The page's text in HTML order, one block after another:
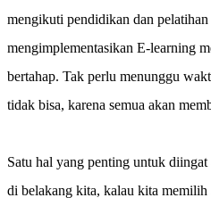
mengikuti pendidikan dan
mengimplementasikan E-learning
bertahap. Tak perlu menunggu
tidak bisa, karena semua akan
Satu hal yang penting untuk
di belakang kita, kalau kita memilih